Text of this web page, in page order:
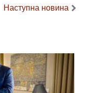
Наступна новина